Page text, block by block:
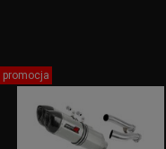
promocja